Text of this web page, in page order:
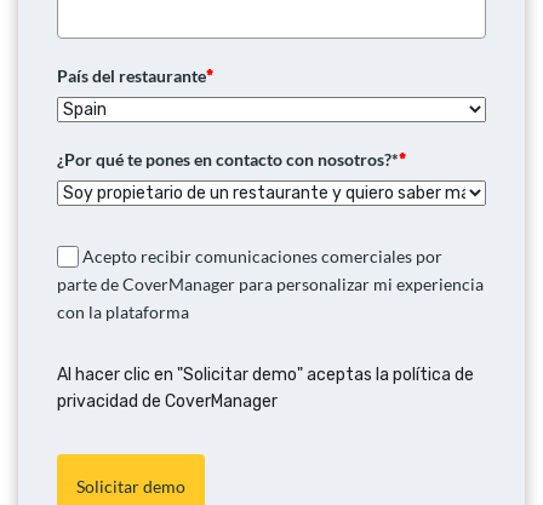
País del restaurante*
¿Por qué te pones en contacto con nosotros?**
Acepto recibir comunicaciones comerciales por
parte de CoverManager para personalizar mi experiencia
con la plataforma
Al hacer clic en "Solicitar demo" aceptas la política de
privacidad de CoverManager
Solicitar demo